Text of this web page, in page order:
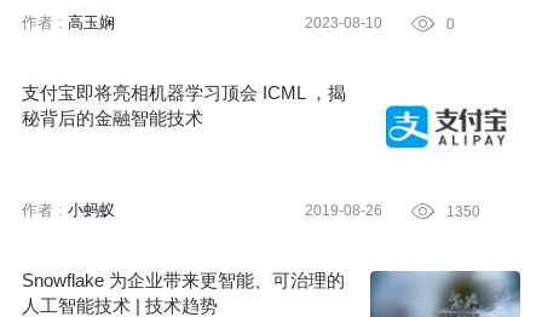
作者 : 高玉娴 2023-08-10  0
支付宝即将亮相机器学习顶会 ICML ，揭
秘背后的金融智能技术
作者 : 小蚂蚁 2019-08-26  1350
Snowflake 为企业带来更智能、可治理的
人工智能技术 | 技术趋势